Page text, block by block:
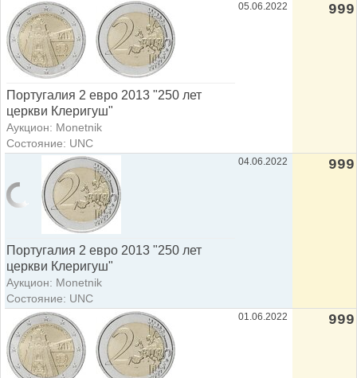
Португалия 2 евро 2013 "250 лет
церкви Клеригуш"
Аукцион: Monetnik
Состояние: UNC
05.06.2022 999
Португалия 2 евро 2013 "250 лет
церкви Клеригуш"
Аукцион: Monetnik
Состояние: UNC
04.06.2022 999
01.06.2022 999